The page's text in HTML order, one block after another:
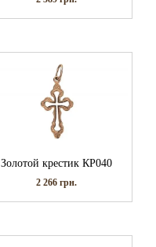
Золотой крестик КР040
2 266грн.